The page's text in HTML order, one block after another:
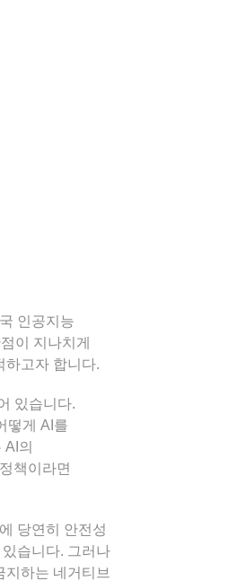
인공지능
이 지나치게
하고자 합니다.
있습니다.
떻게 AI를
의
책이라면
당연히 안전성
습니다. 그러나
지하는 네거티브